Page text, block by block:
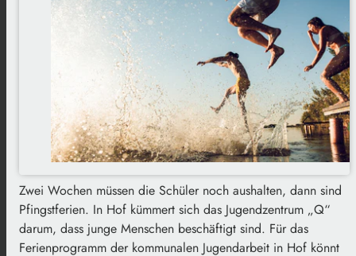
Zwei Wochen müssen die Schüler noch aushalten, dann sind
Pfingstferien. In Hof kümmert sich das Jugendzentrum „Q“
darum, dass junge Menschen beschäftigt sind. Für das
Ferienprogramm der kommunalen Jugendarbeit in Hof könnt